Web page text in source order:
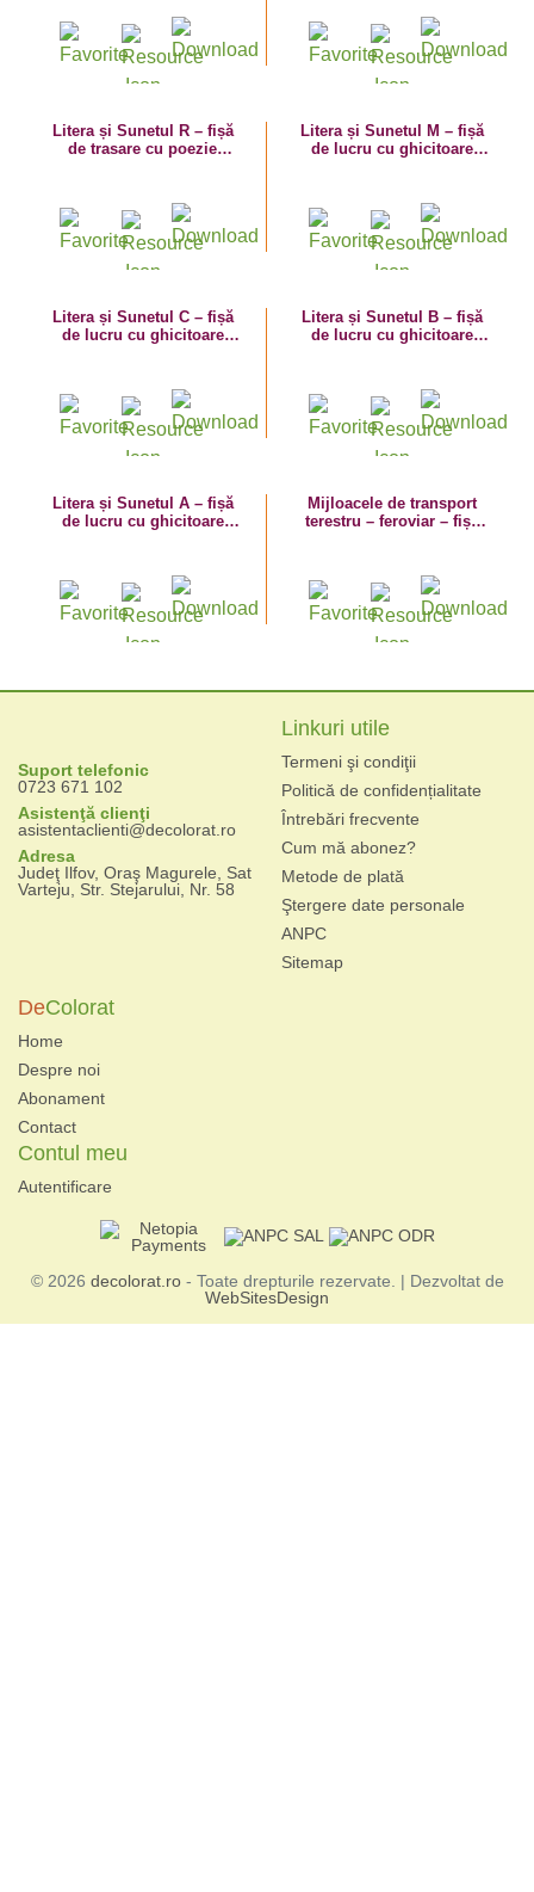
Litera și Sunetul R – fișă
de trasare cu poezie
Litera și Sunetul M – fișă
de lucru cu ghicitoare
Litera și Sunetul C – fișă
de lucru cu ghicitoare
Litera și Sunetul B – fișă
de lucru cu ghicitoare
Litera și Sunetul A – fișă
de lucru cu ghicitoare
Mijloacele de transport
terestru – feroviar – fișă
Suport telefonic
0723 671 102
Asistenţă clienţi
asistentaclienti@decolorat.ro
Adresa
Judeţ Ilfov, Oraş Magurele, Sat
Varteju, Str. Stejarului, Nr. 58
Linkuri utile
Termeni şi condiţii
Politică de confidențialitate
Întrebări frecvente
Cum mă abonez?
Metode de plată
Ştergere date personale
ANPC
Sitemap
DeColorat
Home
Despre noi
Abonament
Contact
Contul meu
Autentificare
© 2026 decolorat.ro- Toate drepturile rezervate. | Dezvoltat de
WebSitesDesign